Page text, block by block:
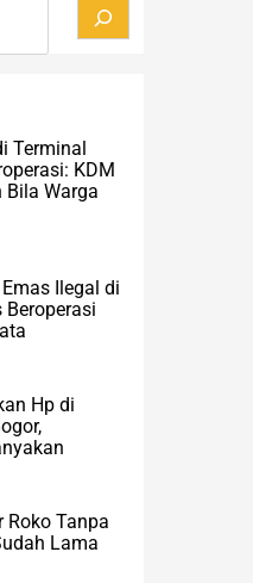
Terminal
KDM
Warga
Ilegal di
Beroperasi
Hp di
Roko Tanpa
Lama